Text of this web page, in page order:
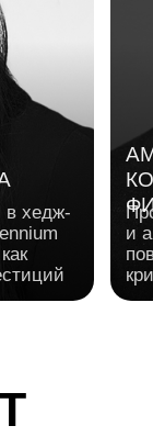
ОСНОВАЛ
СЕРВИС
АНАЛИТИКИ
тайм-
энергией,